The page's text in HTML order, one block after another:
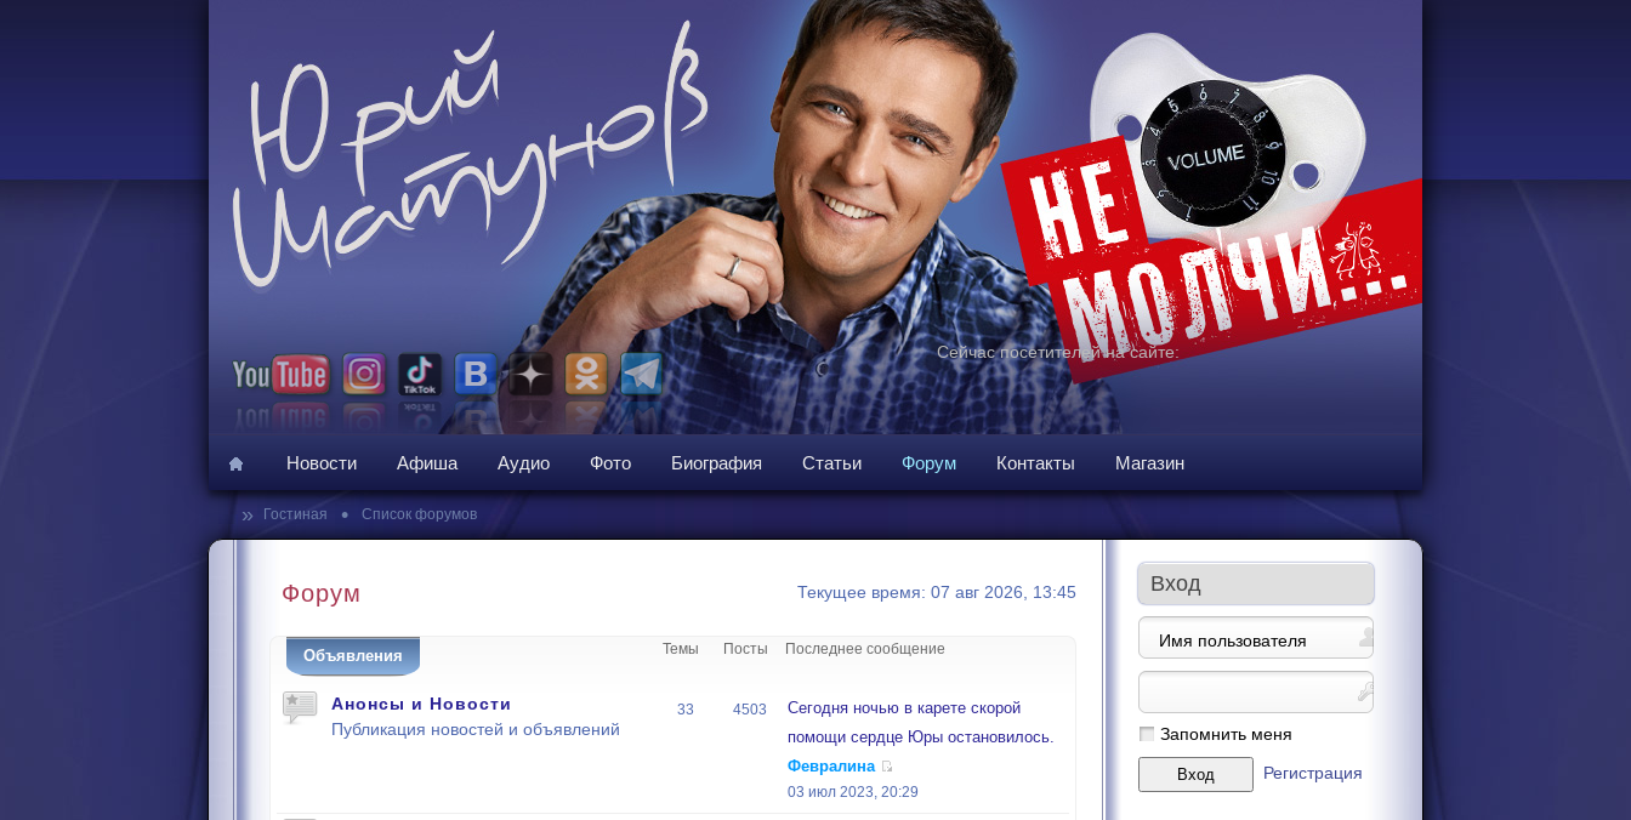
Сейчас посетителей на сайте:
Новости Афиша Аудио Фото Биография Статьи Форум Контакты Магазин
» Гостиная • Список форумов
Форум Текущее время: 07 авг 2026, 13:45
Объявления Темы Посты Последнее сообщение
Анонсы и Новости
Публикация новостей и объявлений
33 4503
Сегодня ночью в карете скорой
помощи сердце Юры остановилось.
Февралина
03 июл 2023, 20:29
Вход
Запомнить меня
Регистрация